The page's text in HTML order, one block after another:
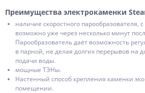
Преимущества электрокаменки
наличие скоростного парообразователя,
возможно уже через несколько минут
Парообразователь даёт возможность
в парной, не делая долгих перерывов на
подачи воды.
мощные ТЭНы.
Настенный способ крепления каменки
помещении.